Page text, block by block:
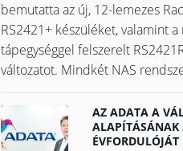
bemutatta az új, 12-lemezes
RS2421+ készüléket, valamint
tápegységgel felszerelt
változatot. Mindkét NAS
AZ ADATA A
ALAPÍTÁSÁNAK